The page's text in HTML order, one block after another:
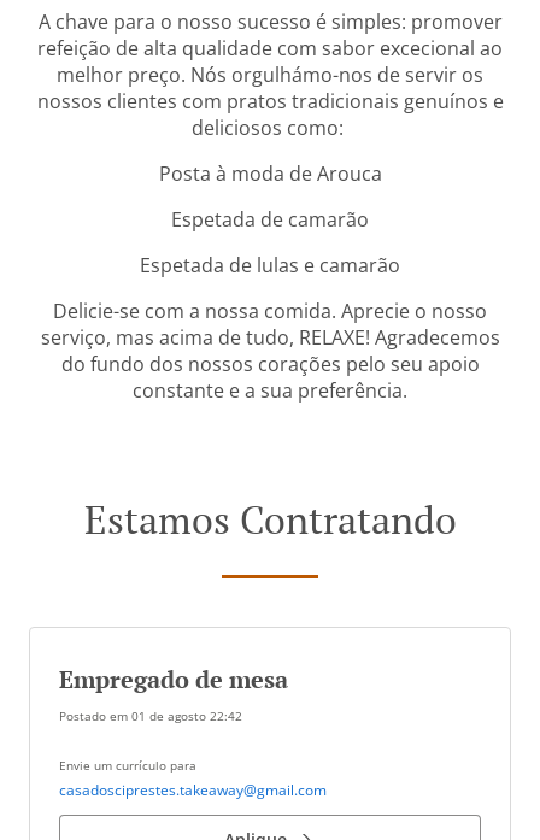
A chave para o nosso sucesso é simples: promover
refeição de alta qualidade com sabor excecional ao
melhor preço. Nós orgulhámo-nos de servir os
nossos clientes com pratos tradicionais genuínos e
deliciosos como:
Posta à moda de Arouca
Espetada de camarão
Espetada de lulas e camarão
Delicie-se com a nossa comida. Aprecie o nosso
serviço, mas acima de tudo, RELAXE! Agradecemos
do fundo dos nossos corações pelo seu apoio
constante e a sua preferência.
Estamos Contratando
Empregado de mesa
Postado em 01 de agosto 22:42
Envie um currículo para
casadosciprestes.takeaway@gmail.com